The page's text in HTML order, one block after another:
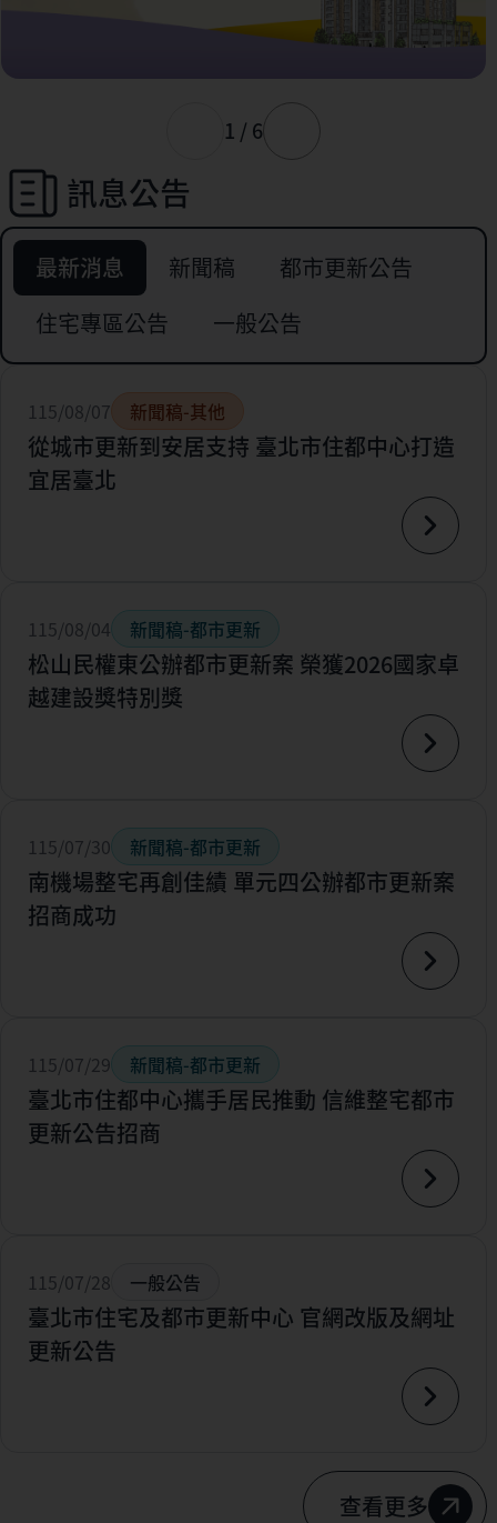
1 / 6
訊息公告
最新消息 新聞稿
都市更新公告
住宅專區公告
一般公告
115/08/07 新聞稿-其他
從城市更新到安居支持 臺北市住都中心打造
宜居臺北
115/08/04 新聞稿-都市更新
松山民權東公辦都市更新案 榮獲2026國家卓
越建設獎特別獎
115/07/30 新聞稿-都市更新
南機場整宅再創佳績 單元四公辦都市更新案
招商成功
115/07/29 新聞稿-都市更新
臺北市住都中心攜手居民推動 信維整宅都市
更新公告招商
115/07/28 一般公告
臺北市住宅及都市更新中心 官網改版及網址
更新公告
查看更多